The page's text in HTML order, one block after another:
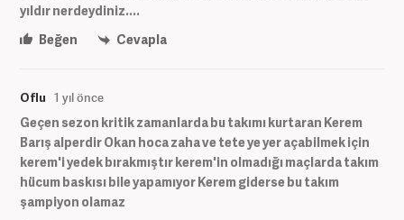
yıldır nerdeydiniz....
Beğen
Cevapla
Oflu 1 yıl önce
Geçen sezon kritik zamanlarda bu takımı kurtaran Kerem
Barış alperdir Okan hoca zaha ve tete ye yer açabilmek için
kerem'i yedek bırakmıştır kerem'in olmadığı maçlarda takım
hücum baskısı bile yapamıyor Kerem giderse bu takım
şampiyon olamaz